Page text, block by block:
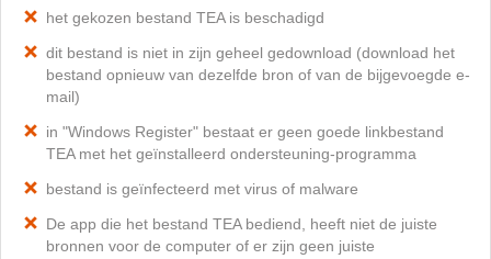
het gekozen bestand TEA is beschadigd
dit bestand is niet in zijn geheel gedownload (download het
bestand opnieuw van dezelfde bron of van de bijgevoegde e-
mail)
in "Windows Register" bestaat er geen goede linkbestand
TEA met het geïnstalleerd ondersteuning-programma
bestand is geïnfecteerd met virus of malware
De app die het bestand TEA bediend, heeft niet de juiste
bronnen voor de computer of er zijn geen juiste